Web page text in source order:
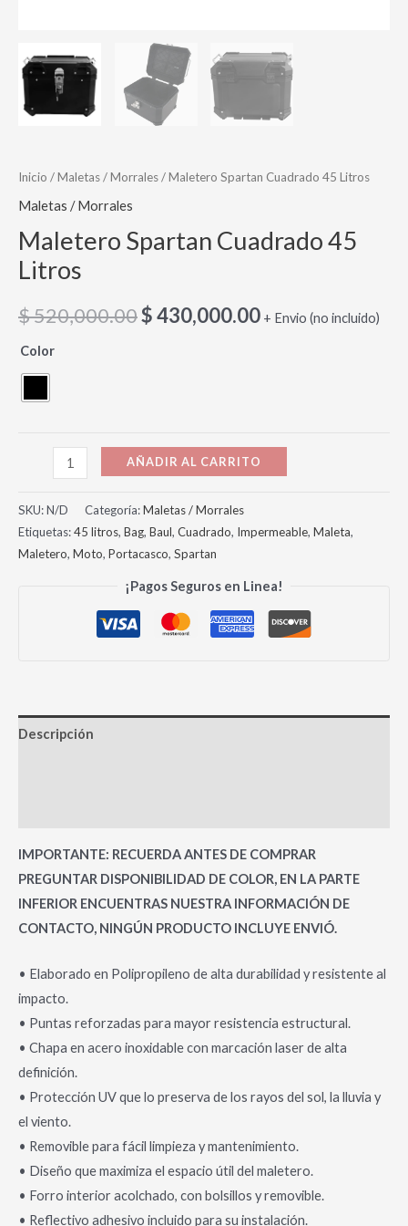
Inicio /Maletas / Morrales/ Maletero Spartan Cuadrado 45 Litros
Maletas / Morrales
Maletero Spartan Cuadrado 45
Litros
$520,000.00$430,000.00 + Envio (no incluido)
Color
AÑADIR AL CARRITO
SKU:N/D Categoría:Maletas / Morrales
Etiquetas:45 litros, Bag, Baul, Cuadrado, Impermeable, Maleta,
Maletero, Moto, Portacasco, Spartan
¡Pagos Seguros en Linea!
Descripción
IMPORTANTE: RECUERDA ANTES DE COMPRAR
PREGUNTAR DISPONIBILIDAD DE COLOR, EN LA PARTE
INFERIOR ENCUENTRAS NUESTRA INFORMACIÓN DE
CONTACTO, NINGÚN PRODUCTO INCLUYE ENVIÓ.
• Elaborado en Polipropileno de alta durabilidad y resistente al
impacto.
• Puntas reforzadas para mayor resistencia estructural.
• Chapa en acero inoxidable con marcación laser de alta
definición.
• Protección UV que lo preserva de los rayos del sol, la lluvia y
el viento.
• Removible para fácil limpieza y mantenimiento.
• Diseño que maximiza el espacio útil del maletero.
• Forro interior acolchado, con bolsillos y removible.
• Reflectivo adhesivo incluido para su instalación.